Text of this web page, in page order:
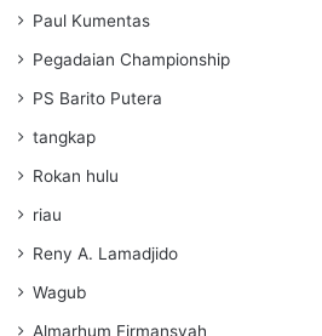
Paul Kumentas
Pegadaian Championship
PS Barito Putera
tangkap
Rokan hulu
riau
Reny A. Lamadjido
Wagub
Almarhum Firmansyah